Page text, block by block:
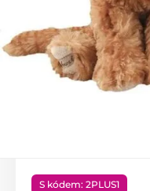
S kódem: 2PLUS1